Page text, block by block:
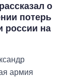
о
потерь
россии на
армия